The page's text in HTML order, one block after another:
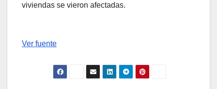
viviendas se vieron afectadas.
Ver fuente